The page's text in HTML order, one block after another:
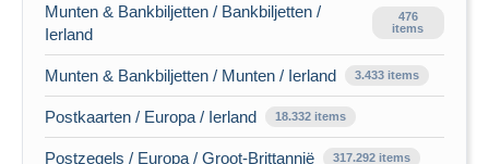
Munten & Bankbiljetten / Bankbiljetten /
Ierland
476
items
Munten & Bankbiljetten / Munten / Ierland 3.433 items
Postkaarten / Europa / Ierland 18.332 items
Postzegels / Europa / Groot-Brittannië 317.292 items